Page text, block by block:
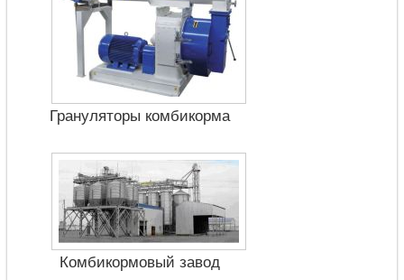
Грануляторы комбикорма
Комбикормовый завод